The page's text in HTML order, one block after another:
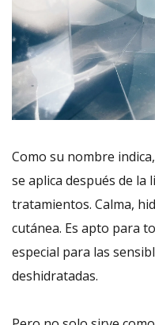
Como su nombre indica,
se aplica después de la
tratamientos. Calma,
cutánea. Es apto para
especial para las
deshidratadas.